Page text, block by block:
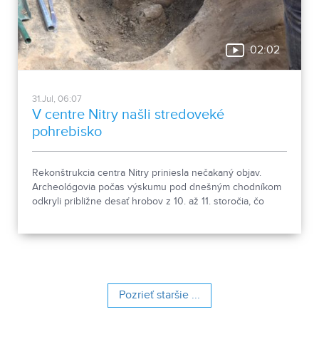
02:02
31.Jul, 06:07
V centre Nitry našli stredoveké
pohrebisko
Rekonštrukcia centra Nitry priniesla nečakaný objav.
Archeológovia počas výskumu pod dnešným chodníkom
odkryli približne desať hrobov z 10. až 11. storočia, čo
Pozrieť staršie ...